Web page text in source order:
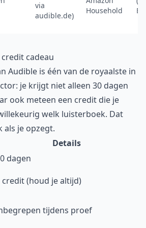
via
audible.de)
Household
cadeau
Audible is één van de royaalste in
je krijgt niet alleen 30 dagen
ook meteen een credit die je
welk luisterboek. Dat
als je opzegt.
Details
dagen
credit (houd je altijd)
tijdens proef